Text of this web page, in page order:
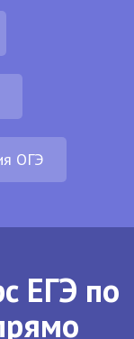
ОГЭ
ЕГЭ по